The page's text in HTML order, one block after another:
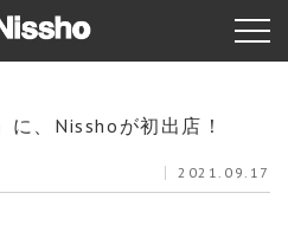
に、Nisshoが初出店！
2021.09.17